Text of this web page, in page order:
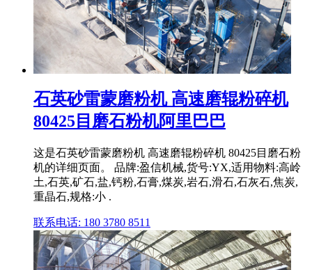
石英砂雷蒙磨粉机 高速磨辊粉碎机
80425目磨石粉机阿里巴巴
这是石英砂雷蒙磨粉机 高速磨辊粉碎机 80425目磨石粉
机的详细页面。 品牌:盈信机械,货号:YX,适用物料:高岭
土,石英,矿石,盐,钙粉,石膏,煤炭,岩石,滑石,石灰石,焦炭,
重晶石,规格:小 .
联系电话: 180 3780 8511